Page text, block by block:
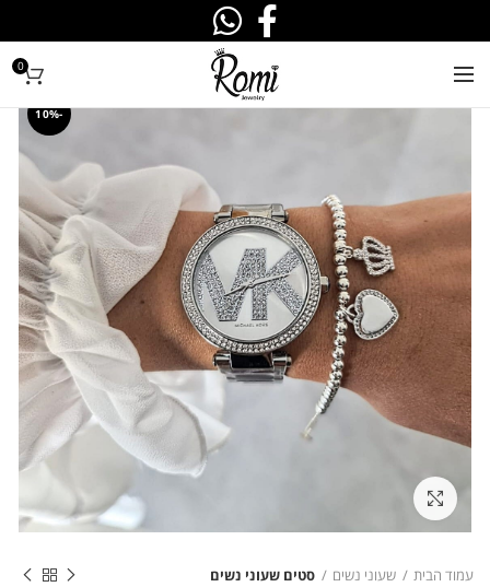
0
-10%
עמוד הבית שעוני נשים סטים שעוני נשים